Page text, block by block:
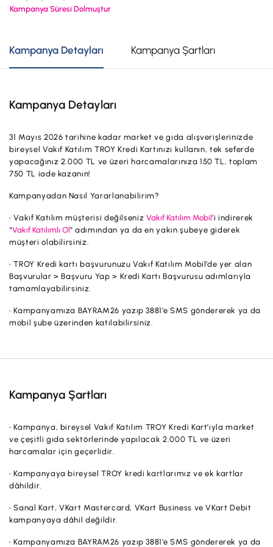
Hesaplar
Sigorta ve Emeklilik
Ödemeler ve Hizmetler
Kampanyalar
Hesaplar
Finansmanlar
POS Ürünleri
Dış Ticaret
Nakit Yönetimi
Sigorta ve Emeklilik
İş Birliklerimiz
Başvuru Yap
Ürün ve Hizmet Ücretleri
Kampanya Süresi Dolmuştur
Kampanya Detayları Kampanya Şartları
Kampanya Detayları
31 Mayıs 2026 tarihine kadar market ve gıda alışverişlerinizde
bireysel Vakıf Katılım TROY Kredi Kartınızı kullanın, tek seferde
yapacağınız 2.000 TL ve üzeri harcamalarınıza 150 TL, toplam
750 TL iade kazanın!
Kampanyadan Nasıl Yararlanabilirim?
• Vakıf Katılım müşterisi değilsenizVakıf Katılım Mobil’i indirerek
“Vakıf Katılımlı Ol” adımından ya da en yakın şubeye giderek
müşteri olabilirsiniz.
• TROY Kredi kartı başvurunuzu Vakıf Katılım Mobil’de yer alan
Başvurular > Başvuru Yap > Kredi Kartı Başvurusu adımlarıyla
tamamlayabilirsiniz.
• Kampanyamıza BAYRAM26 yazıp 3881’e SMS göndererek ya da
mobil şube üzerinden katılabilirsiniz.
Kampanya Şartları
• Kampanya, bireysel Vakıf Katılım TROY Kredi Kart’ıyla market
ve çeşitli gıda sektörlerinde yapılacak 2.000 TL ve üzeri
harcamalar için geçerlidir.
• Kampanyaya bireysel TROY kredi kartlarımız ve ek kartlar
dâhildir.
• Sanal Kart, VKart Mastercard, VKart Business ve VKart Debit
kampanyaya dâhil değildir.
• Kampanyamıza BAYRAM26 yazıp 3881’e SMS göndererek ya da